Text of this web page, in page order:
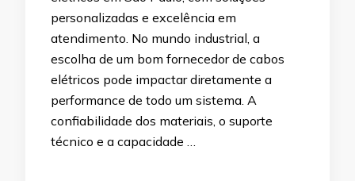
personalizadas e excelência em
atendimento. No mundo industrial, a
escolha de um bom fornecedor de cabos
elétricos pode impactar diretamente a
performance de todo um sistema. A
confiabilidade dos materiais, o suporte
técnico e a capacidade …